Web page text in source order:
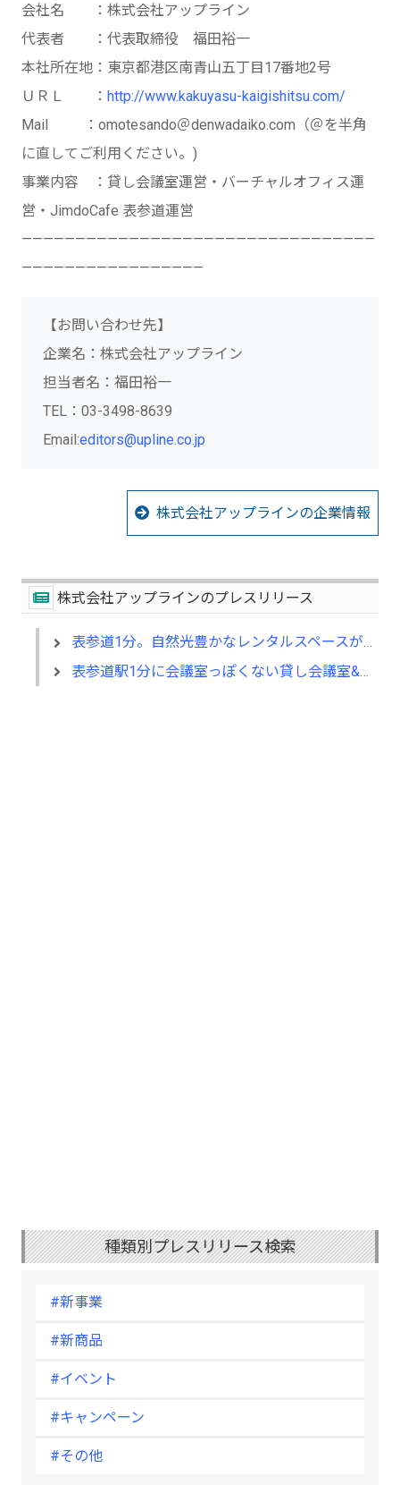
会社名 ：株式会社アップライン
代表者 ：代表取締役 福田裕一
本社所在地：東京都港区南青山五丁目17番地2号
ＵＲＬ ： http://www.kakuyasu-kaigishitsu.com/
Mail ：omotesando＠denwadaiko.com（＠を半角
に直してご利用ください。)
事業内容 ：貸し会議室運営・バーチャルオフィス運
営・JimdoCafe 表参道運営
—————————————————————————————————
—————————————————
【お問い合わせ先】
企業名：株式会社アップライン
担当者名：福田裕一
TEL：03-3498-8639
Email:editors@upline.co.jp
株式会社アップラインの企業情報
株式会社アップラインのプレスリリース
表参道1分。自然光豊かなレンタルスペースが7月1日オープン！ビル最上階。新宿高層ビル群を眺望。
表参道駅1分に会議室っぽくない貸し会議室&レンタルスペースが出現!! 1時間3,000円～
種類別プレスリリース検索
#新事業
#新商品
#イベント
#キャンペーン
#その他